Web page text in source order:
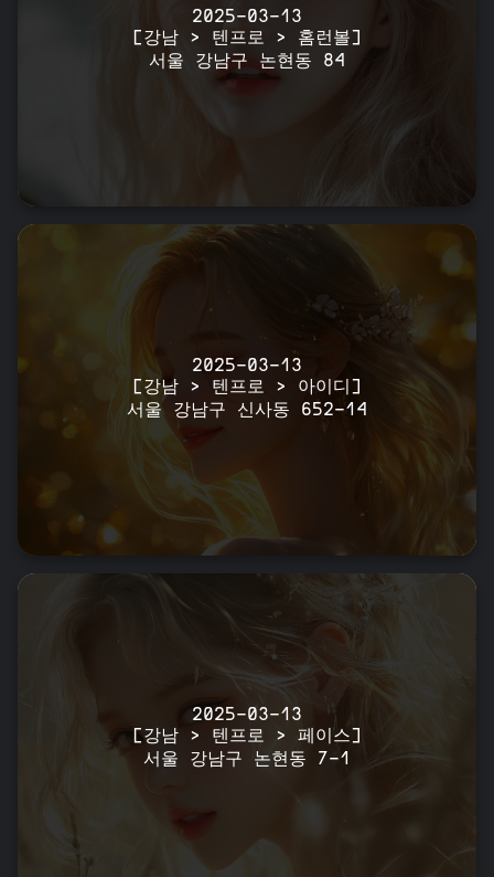
2025-03-13
[강남 > 텐프로 > 홈런볼]
서울 강남구 논현동 84
2025-03-13
[강남 > 텐프로 > 아이디]
서울 강남구 신사동 652-14
2025-03-13
[강남 > 텐프로 > 페이스]
서울 강남구 논현동 7-1